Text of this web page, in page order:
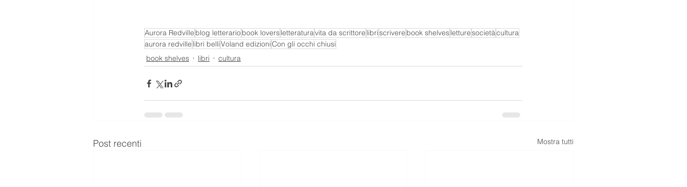
Aurora Redville blog letterariobook loversletteraturavita da scrittore libriscrivere book shelvesletturesocietàcultura
aurora redville libri belliVoland edizioniCon gli occhi chiusi
book shelves
libri cultura
Post recenti Mostra tutti